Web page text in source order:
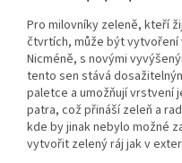
Pro milovníky zeleně, kteří
čtvrtích, může být vytvoření
Nicméně, s novými
tento sen stává
paletce a umožňují vrstvení
patra, což přináší zeleň a
kde by jinak nebylo možné
vytvořit zelený ráj jak v